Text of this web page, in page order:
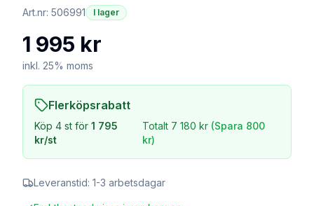
Art.nr: 506991 I lager
1 995 kr
inkl. 25% moms
Flerköpsrabatt
Köp 4 st för 1 795
kr/st
Totalt 7 180 kr (Spara 800
kr)
Leveranstid: 1-3 arbetsdagar